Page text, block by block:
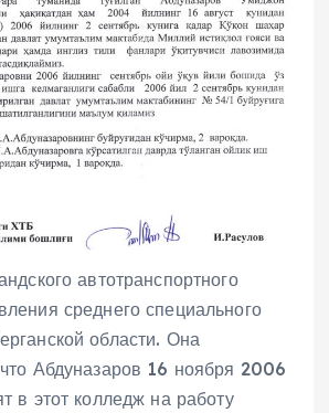
автотранспортного
среднего специального
области. Она
Абдуназаров 16 ноября 2006
в этот колледж на работу